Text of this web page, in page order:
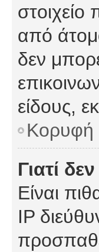
από
δεν
είδους,
Κορυφή
Γιατί
Είναι
IP